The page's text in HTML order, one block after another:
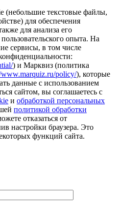
(небольшие текстовые файлы,
для обеспечения
для анализа его
опыта. На
сервисы, в том числе
) и Марквиз (политика
www.marquiz.ru/policy/), которые
данные с использованием
сайтом, вы соглашаетесь с
и обработкой персональных
политикой обработки
отказаться от
настройки браузера. Это
функций сайта.